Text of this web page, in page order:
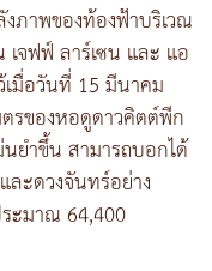
ภาพของท้องฟ้าบริเวณ
จฟฟ์ ลาร์เซน และ แอ
มื่อวันที่ 15 มีนาคม
รของหอดูดาวคิตต์พีก
ยำขึ้น สามารถบอกได้
ะดวงจันทร์อย่าง
ะมาณ 64,400